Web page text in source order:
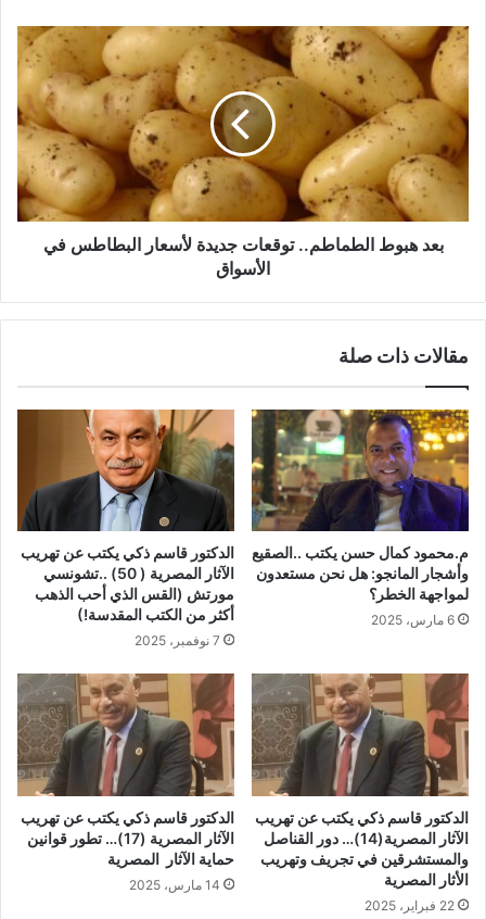
بعد هبوط الطماطم.. توقعات جديدة لأسعار البطاطس في
الأسواق
مقالات ذات صلة
م.محمود كمال حسن يكتب ..الصقيع
وأشجار المانجو: هل نحن مستعدون
لمواجهة الخطر؟
6 مارس، 2025
الدكتور قاسم ذكي يكتب عن تهريب
الآثار المصرية ( 50) ..تشونسي
مورتش (القس الذي أحب الذهب
أكثر من الكتب المقدسة!)
7 نوفمبر، 2025
الدكتور قاسم ذكي يكتب عن تهريب
الآثار المصرية(14)… دور القناصل
والمستشرقين في تجريف وتهريب
الأثار المصرية
22 فبراير، 2025
الدكتور قاسم ذكي يكتب عن تهريب
الآثار المصرية (17)… تطور قوانين
حماية الآثار المصرية
14 مارس، 2025